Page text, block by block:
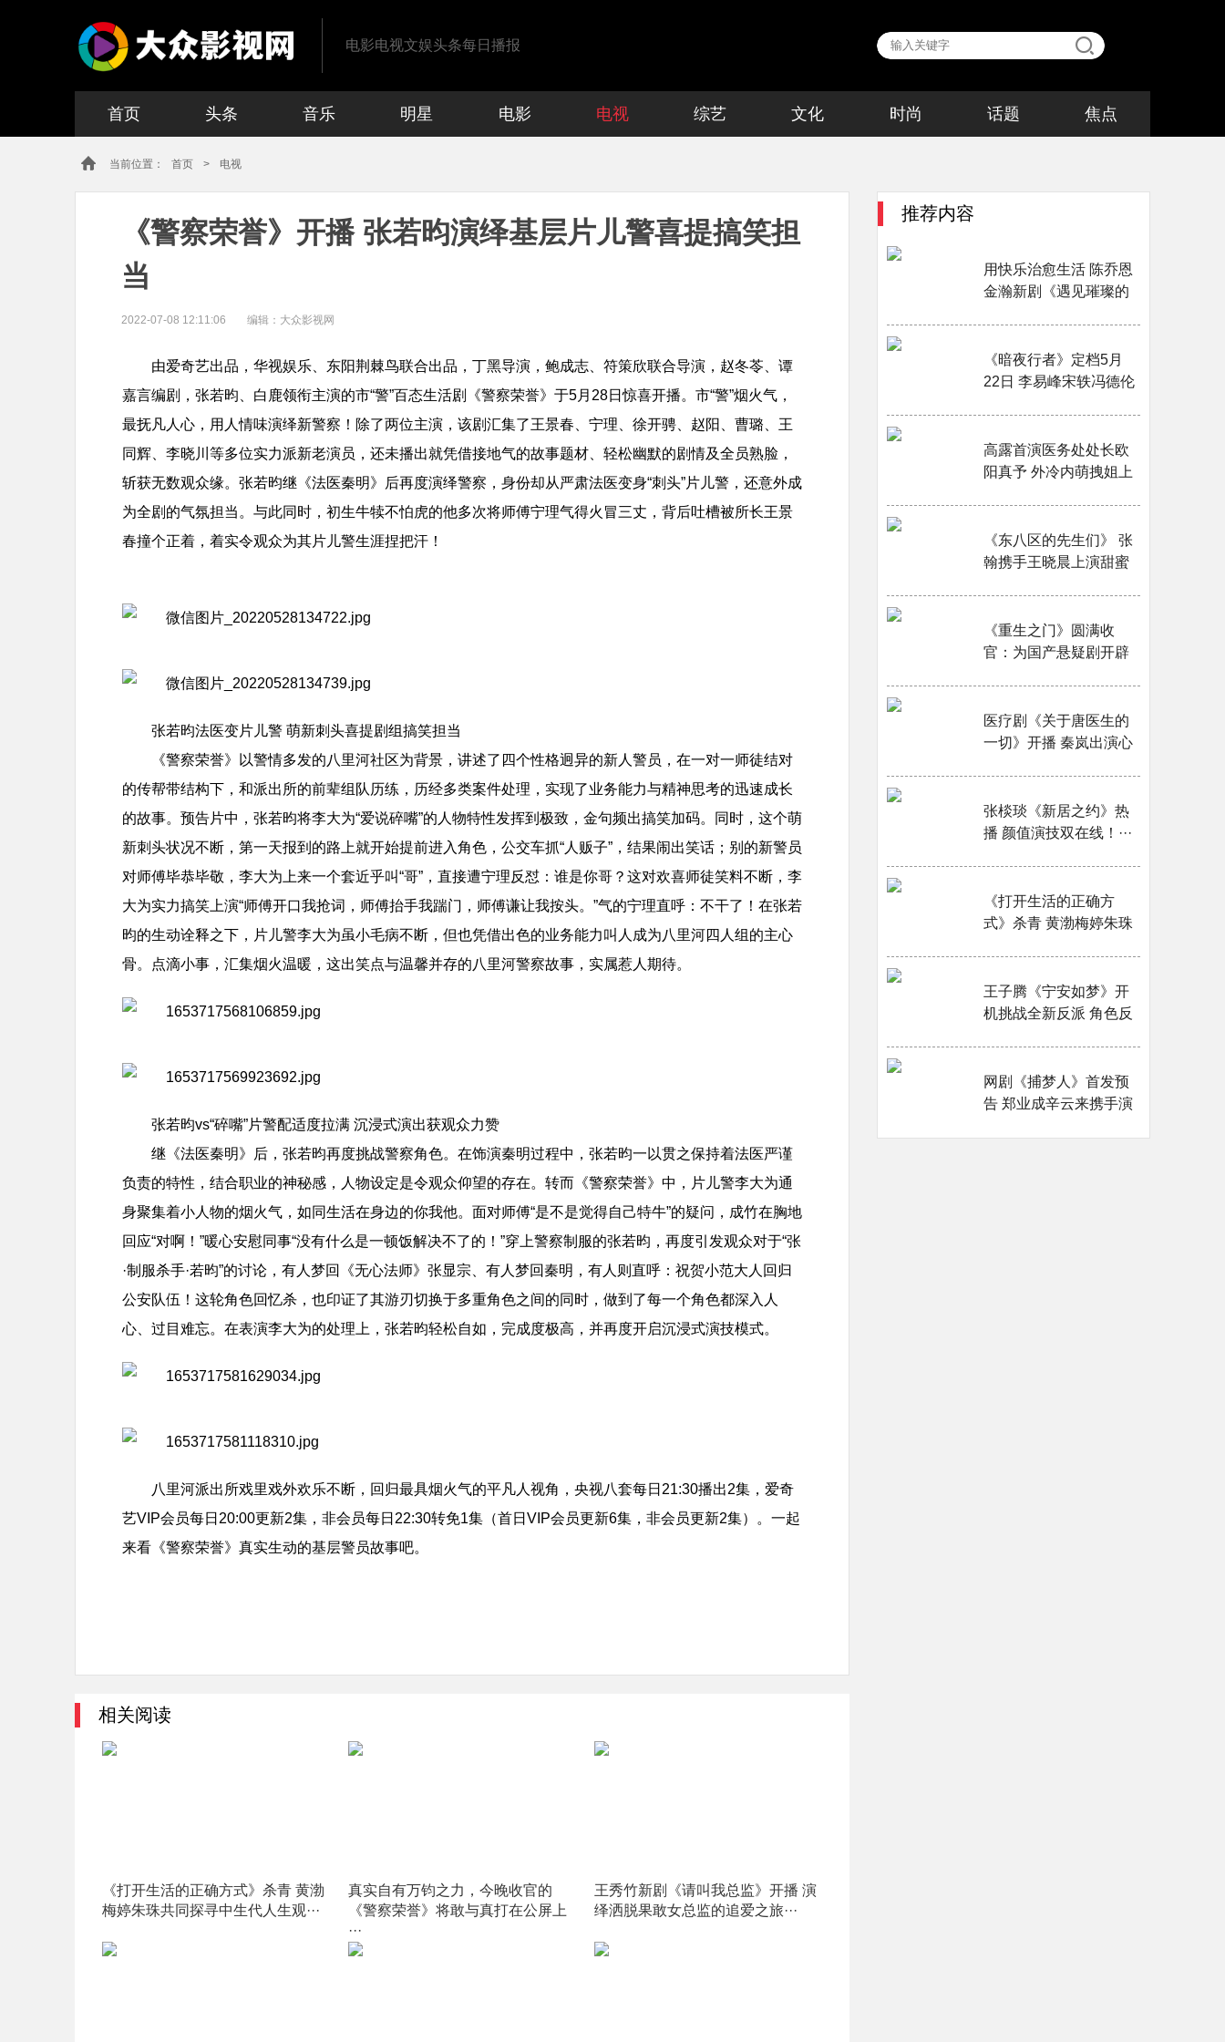
电影电视文娱头条每日播报
首页 头条 音乐 明星 电影 电视 综艺 文化 时尚 话题 焦点
当前位置： 首页 > 电视
《警察荣誉》开播 张若昀演绎基层片儿警喜提搞笑担
当​
2022-07-08 12:11:06 编辑： 大众影视网
由爱奇艺出品，华视娱乐、东阳荆棘鸟联合出品，丁黑导演，鲍成志、符策欣联合导演，赵冬苓、谭
嘉言编剧，张若昀、白鹿领衔主演的市“警”百态生活剧《警察荣誉》于5月28日惊喜开播。市“警”烟火气，
最抚凡人心，用人情味演绎新警察！除了两位主演，该剧汇集了王景春、宁理、徐开骋、赵阳、曹璐、王
同辉、李晓川等多位实力派新老演员，还未播出就凭借接地气的故事题材、轻松幽默的剧情及全员熟脸，
斩获无数观众缘。张若昀继《法医秦明》后再度演绎警察，身份却从严肃法医变身“刺头”片儿警，还意外成
为全剧的气氛担当。与此同时，初生牛犊不怕虎的他多次将师傅宁理气得火冒三丈，背后吐槽被所长王景
春撞个正着，着实令观众为其片儿警生涯捏把汗！
张若昀法医变片儿警 萌新刺头喜提剧组搞笑担当
《警察荣誉》以警情多发的八里河社区为背景，讲述了四个性格迥异的新人警员，在一对一师徒结对
的传帮带结构下，和派出所的前辈组队历练，历经多类案件处理，实现了业务能力与精神思考的迅速成长
的故事。预告片中，张若昀将李大为“爱说碎嘴”的人物特性发挥到极致，金句频出搞笑加码。同时，这个萌
新刺头状况不断，第一天报到的路上就开始提前进入角色，公交车抓“人贩子”，结果闹出笑话；别的新警员
对师傅毕恭毕敬，李大为上来一个套近乎叫“哥”，直接遭宁理反怼：谁是你哥？这对欢喜师徒笑料不断，李
大为实力搞笑上演“师傅开口我抢词，师傅抬手我踹门，师傅谦让我按头。”气的宁理直呼：不干了！在张若
昀的生动诠释之下，片儿警李大为虽小毛病不断，但也凭借出色的业务能力叫人成为八里河四人组的主心
骨。点滴小事，汇集烟火温暖，这出笑点与温馨并存的八里河警察故事，实属惹人期待。
张若昀vs“碎嘴”片警配适度拉满 沉浸式演出获观众力赞
继《法医秦明》后，张若昀再度挑战警察角色。在饰演秦明过程中，张若昀一以贯之保持着法医严谨
负责的特性，结合职业的神秘感，人物设定是令观众仰望的存在。转而《警察荣誉》中，片儿警李大为通
身聚集着小人物的烟火气，如同生活在身边的你我他。面对师傅“是不是觉得自己特牛”的疑问，成竹在胸地
回应“对啊！”暖心安慰同事“没有什么是一顿饭解决不了的！”穿上警察制服的张若昀，再度引发观众对于“张
·制服杀手·若昀”的讨论，有人梦回《无心法师》张显宗、有人梦回秦明，有人则直呼：祝贺小范大人回归
公安队伍！这轮角色回忆杀，也印证了其游刃切换于多重角色之间的同时，做到了每一个角色都深入人
心、过目难忘。在表演李大为的处理上，张若昀轻松自如，完成度极高，并再度开启沉浸式演技模式。
八里河派出所戏里戏外欢乐不断，回归最具烟火气的平凡人视角，央视八套每日21:30播出2集，爱奇
艺VIP会员每日20:00更新2集，非会员每日22:30转免1集（首日VIP会员更新6集，非会员更新2集）。一起
来看《警察荣誉》真实生动的基层警员故事吧。
相关阅读
《打开生活的正确方式》杀青 黄渤
梅婷朱珠共同探寻中生代人生观···
真实自有万钧之力，今晚收官的
《警察荣誉》将敢与真打在公屏上​
···
王秀竹新剧《请叫我总监》开播 演
绎洒脱果敢女总监的追爱之旅···
推荐内容
用快乐治愈生活 陈乔恩
金瀚新剧《遇见璀璨的
《暗夜行者》定档5月
22日 李易峰宋轶冯德伦
高露首演医务处处长欧
阳真予 外冷内萌拽姐上
《东八区的先生们》 张
翰携手王晓晨上演甜蜜
《重生之门》圆满收
官：为国产悬疑剧开辟
医疗剧《关于唐医生的
一切》开播 秦岚出演心
张棪琰《新居之约》热
播 颜值演技双在线！···
《打开生活的正确方
式》杀青 黄渤梅婷朱珠
王子腾《宁安如梦》开
机挑战全新反派 角色反
网剧《捕梦人》首发预
告 郑业成辛云来携手演